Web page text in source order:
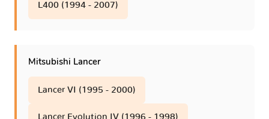
L400 (1994 - 2007)
Mitsubishi Lancer
Lancer VI (1995 - 2000)
Lancer Evolution IV (1996 - 1998)